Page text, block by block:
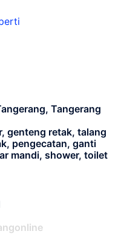
Tangerang
genteng retak, talang
pengecatan, ganti
mandi, shower, toilet